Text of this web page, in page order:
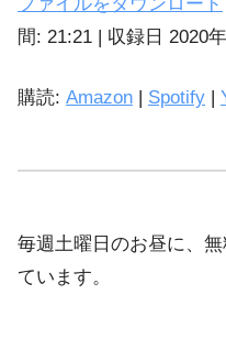
Amazon
SHARE
EMBED
間: 21:21 | 収録日 2020
購読: Amazon | Spotify |
毎週土曜日のお昼に、
ています。